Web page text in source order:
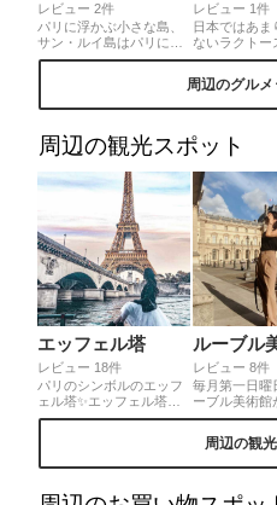
レビュー 2件
パリに浮かぶ小さな島、
サン・ルイ島はパリにお
けるアイス発祥の地🍨そ
ーで迷ったらフルーツ系
ーヌ川の辺りに腰かけて
食べたり、アイス片手に
旅行のお供には最高です
レビュー 1件
日本ではあま
ないラクトー
フリーのショ
エ❣️海外のオ
スーパーなど
クトースフリ
店舗がありま
マレ地区のお
可愛いショ
す💕
周辺のグル
周辺の観光スポット
エッフェル塔
レビュー 18件
パリのシンボルのエッフ
ェル塔✨エッフェル塔は
パリの色々な場所から見
パリらしい写真が撮れて
ルーブル
レビュー 8件
毎月第一日曜
ーブル美術館
されています
こからみても
ンの入り口の
す❤︎
周辺の観